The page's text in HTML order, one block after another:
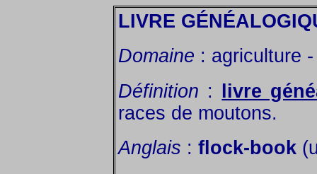
LIVRE
Domaine : agriculture
Définition :
livre
races de moutons.
Anglais : flock-book